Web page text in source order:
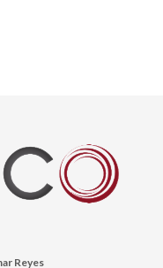
Reyes